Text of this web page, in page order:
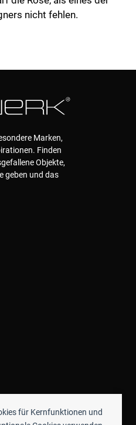
für Kernfunktionen und
nicht fehlen.
Marken,
Finden
Objekte,
geben und das